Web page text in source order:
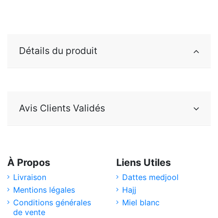
Détails du produit
Avis Clients Validés
À Propos
Livraison
Mentions légales
Conditions générales
de vente
Liens Utiles
Dattes medjool
Hajj
Miel blanc